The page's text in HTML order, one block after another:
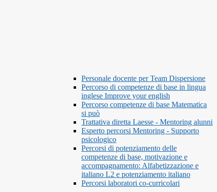
Personale docente per Team Dispersione
Percorso di competenze di base in lingua
inglese Improve your english
Percorso competenze di base Matematica
si può
Trattativa diretta Laesse - Mentoring alunni
Esperto percorsi Mentoring - Supporto
psicologico
Percorsi di potenziamento delle
competenze di base, motivazione e
accompagnamento: Alfabetizzazione e
italiano L2 e potenziamento italiano
Percorsi laboratori co-curricolari